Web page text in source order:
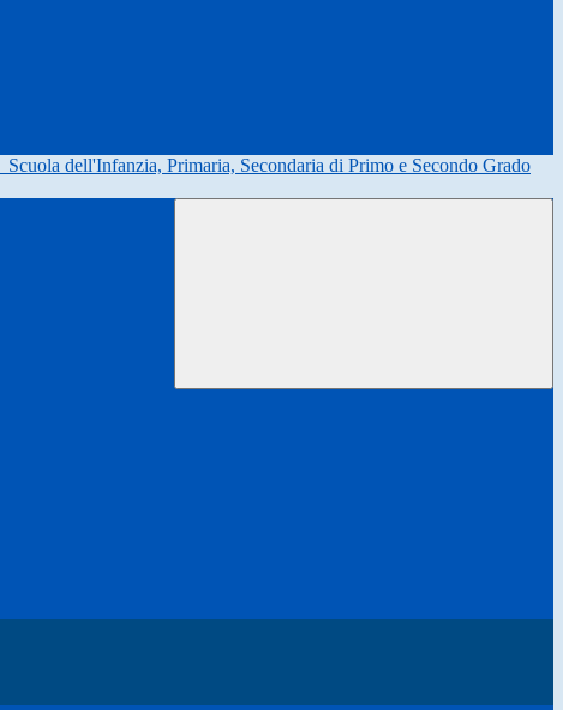
Scuola dell'Infanzia, Primaria, Secondaria di Primo e Secondo Grado